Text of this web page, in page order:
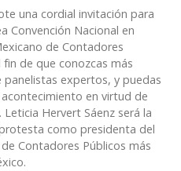
una cordial invitación para
Convención Nacional en
de Contadores
de que conozcas más
panelistas expertos, y puedas
en virtud de
Leticia Hervert Sáenz será la
como presidenta del
Contadores Públicos más